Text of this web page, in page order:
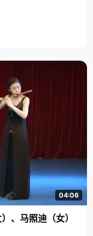
04:06
、马照迪（女）